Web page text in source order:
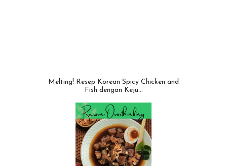
Melting! Resep Korean Spicy Chicken and
Fish dengan Keju…